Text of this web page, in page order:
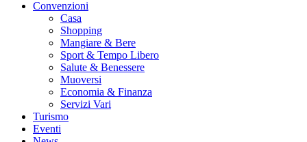
Convenzioni
Casa
Shopping
Mangiare & Bere
Sport & Tempo Libero
Salute & Benessere
Muoversi
Economia & Finanza
Servizi Vari
Turismo
Eventi